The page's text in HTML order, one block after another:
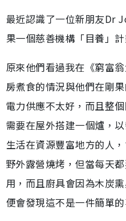
最近認識了一位新朋友Dr
果一個慈善機構「目養」
原來他們看過我在《窮富
房煮食的情況與他們在剛
電力供應不太好，而且整
需要在屋外搭建一個爐，
生活在資源豐富地方的人
野外露營燒烤，但當每天
用，而且廚具會因為木炭
便會發現這不是一件簡單的